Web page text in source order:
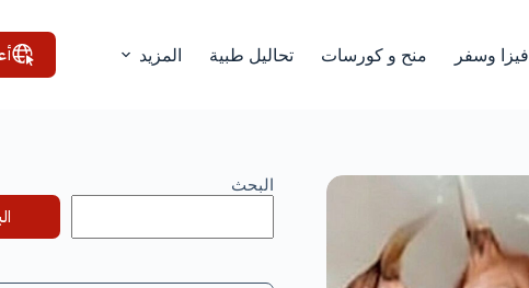
فيزا وسفر منح و كورسات تحاليل طبية المزيد
البحث